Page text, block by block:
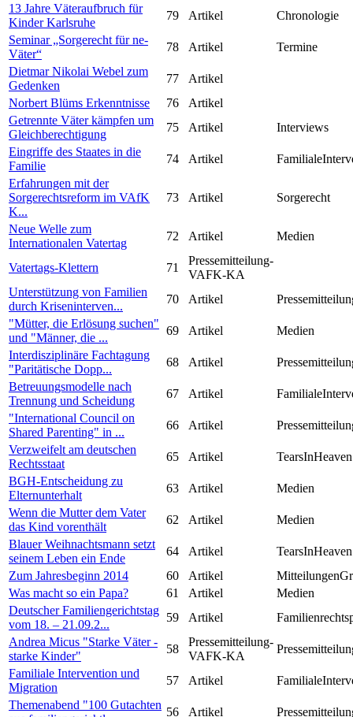
13 Jahre Väteraufbruch für
Kinder Karlsruhe
79 Artikel
Chronologie
Seminar „Sorgerecht für ne-
Väter“
78 Artikel
Termine
Dietmar Nikolai Webel zum
Gedenken
77
Artikel
Norbert Blüms Erkenntnisse
76
Artikel
Getrennte Väter kämpfen um
Gleichberechtigung
75 Artikel
Interviews
Eingriffe des Staates in die
Familie
74 Artikel
Erfahrungen mit der
Sorgerechtsreform im VAfK
K...
73 Artikel Sorgerecht
Neue Welle zum
Internationalen Vatertag
72 Artikel Medien
Vatertags-Klettern 71
Pressemitteilung-
VAFK-KA
Unterstützung von Familien
durch Kriseninterven...
70 Artikel
"Mütter, die Erlösung suchen"
und "Männer, die ...
69 Artikel
Medien
Interdisziplinäre Fachtagung
"Paritätische Dopp...
68 Artikel
Betreuungsmodelle nach
Trennung und Scheidung
67 Artikel
"International Council on
Shared Parenting" in ...
66 Artikel
Verzweifelt am deutschen
Rechtsstaat
65 Artikel
TearsInHeaven
BGH-Entscheidung zu
Elternunterhalt
63 Artikel
Medien
Wenn die Mutter dem Vater
das Kind vorenthält
62 Artikel
Medien
Blauer Weihnachtsmann setzt
seinem Leben ein Ende
64 Artikel
TearsInHeaven
Zum Jahresbeginn 2014
60 Artikel
Was macht so ein Papa?
61 Artikel
Medien
Deutscher Familiengerichtstag
vom 18. – 21.09.2...
59 Artikel
Andrea Micus "Starke Väter -
starke Kinder"
58
Pressemitteilung-
VAFK-KA
Familiale Intervention und
Migration
57 Artikel
Themenabend "100 Gutachten
56 Artikel